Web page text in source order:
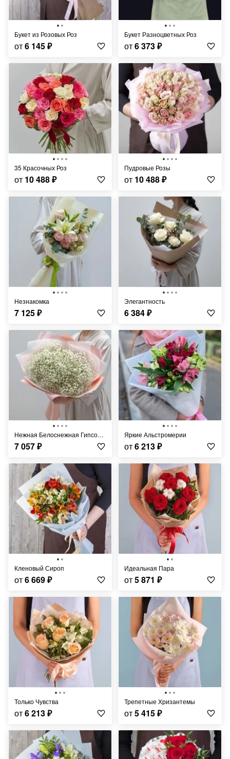
Букет из Розовых Роз
от6 145₽
Букет Разноцветных Роз
от6 373₽
35 Красочных Роз
от 10 488₽
Пудровые Розы
от 10 488₽
Незнакомка
7 125₽
Элегантность
6 384₽
Нежная Белоснежная Гипсофила
7 057₽
Яркие Альстромерии
от6 213₽
Кленовый Сироп
от6 669₽
Идеальная Пара
от5 871 ₽
Только Чувства
от6 213₽
Трепетные Хризантемы
от5 415₽